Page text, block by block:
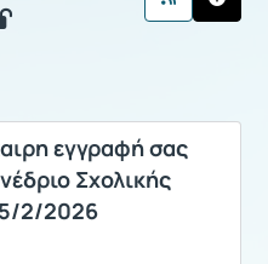
εγγραφή σας
Σχολικής
2/2026